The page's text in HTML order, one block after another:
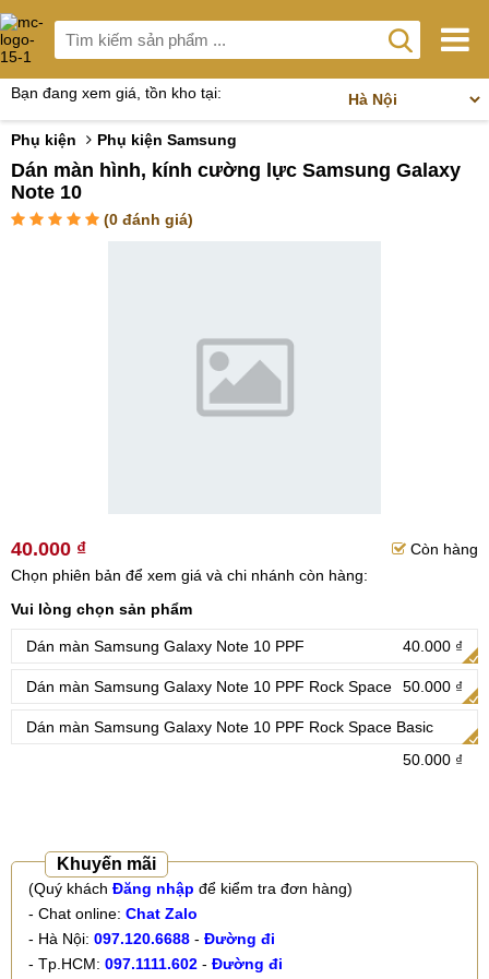
Bạn đang xem giá, tồn kho tại:
Phụ kiện Phụ kiện Samsung
Dán màn hình, kính cường lực Samsung Galaxy
Note 10
(0 đánh giá)
40.000 ₫
Còn hàng
Chọn phiên bản để xem giá và chi nhánh còn hàng:
Vui lòng chọn sản phẩm
Dán màn Samsung Galaxy Note 10 PPF 40.000 ₫
Dán màn Samsung Galaxy Note 10 PPF Rock Space 50.000 ₫
Dán màn Samsung Galaxy Note 10 PPF Rock Space Basic
50.000 ₫
Khuyến mãi
(Quý khách Đăng nhập để kiểm tra đơn hàng)
- Chat online: Chat Zalo
- Hà Nội: 097.120.6688 - Đường đi
- Tp.HCM: 097.1111.602 - Đường đi